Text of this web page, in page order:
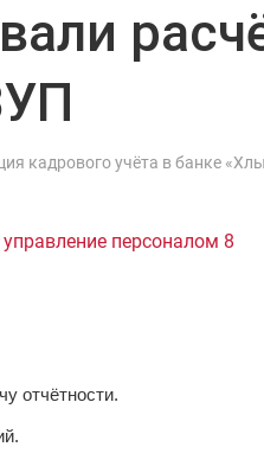
кадрового учёта в банке
персоналом 8
отчётности.